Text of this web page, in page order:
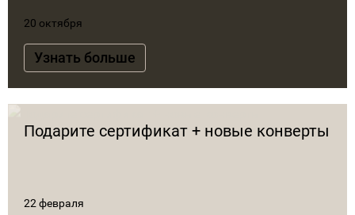
20 октября
Узнать больше
Подарите сертификат + новые конверты
22 февраля